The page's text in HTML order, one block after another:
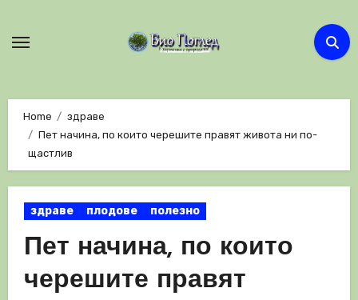
Home
здраве
Пет начина, по които черешите правят живота ни по-
щастлив
здраве плодове полезно
Пет начина, по които
черешите правят